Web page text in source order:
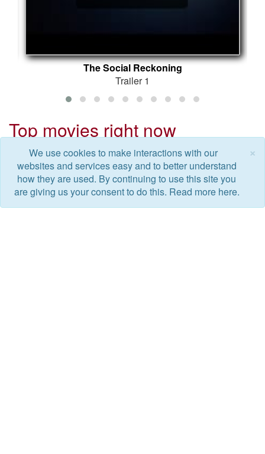
The Social Reckoning
Trailer 1
Top movies right now
Her Private
Hell
2
La bataille
de Gaulle:
J'écris ton
nom
×
We use cookies to make interactions with our
websites and services easy and to better understand
how they are used. By continuing to use this site you
are giving us your consent to do this. Read more here.